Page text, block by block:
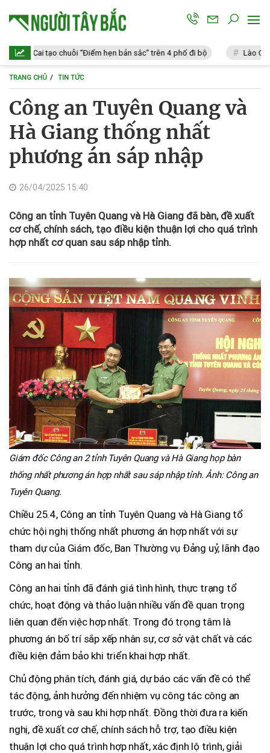
Cai tạo chuỗi “Điểm hẹn bản sắc” trên 4 phố đi bộ Lào Cai: Vi
TRANG CHỦ TIN TỨC
Công an Tuyên Quang và
Hà Giang thống nhất
phương án sáp nhập
26/04/2025 15:40
Công an tỉnh Tuyên Quang và Hà Giang đã bàn, đề xuất
cơ chế, chính sách, tạo điều kiện thuận lợi cho quá trình
hợp nhất cơ quan sau sáp nhập tỉnh.
Giám đốc Công an 2 tỉnh Tuyên Quang và Hà Giang họp bàn
thống nhất phương án hợp nhất sau sáp nhập tỉnh. Ảnh: Công an
Tuyên Quang.
Chiều 25.4, Công an tỉnh Tuyên Quang và Hà Giang tổ
chức hội nghị thống nhất phương án hợp nhất với sự
tham dự của Giám đốc, Ban Thường vụ Đảng uỷ, lãnh đạo
Công an hai tỉnh.
Công an hai tỉnh đã đánh giá tình hình, thực trạng tổ
chức, hoạt động và thảo luận nhiều vấn đề quan trọng
liên quan đến việc hợp nhất. Trong đó trọng tâm là
phương án bố trí sắp xếp nhân sự, cơ sở vật chất và các
điều kiện đảm bảo khi triển khai hợp nhất.
Chủ động phân tích, đánh giá, dự báo các vấn đề có thể
tác động, ảnh hưởng đến nhiệm vụ công tác công an
trước, trong và sau khi hợp nhất. Đồng thời đưa ra kiến
nghị, đề xuất cơ chế, chính sách hỗ trợ, tạo điều kiện
thuận lợi cho quá trình hợp nhất, xác định lộ trình, giải